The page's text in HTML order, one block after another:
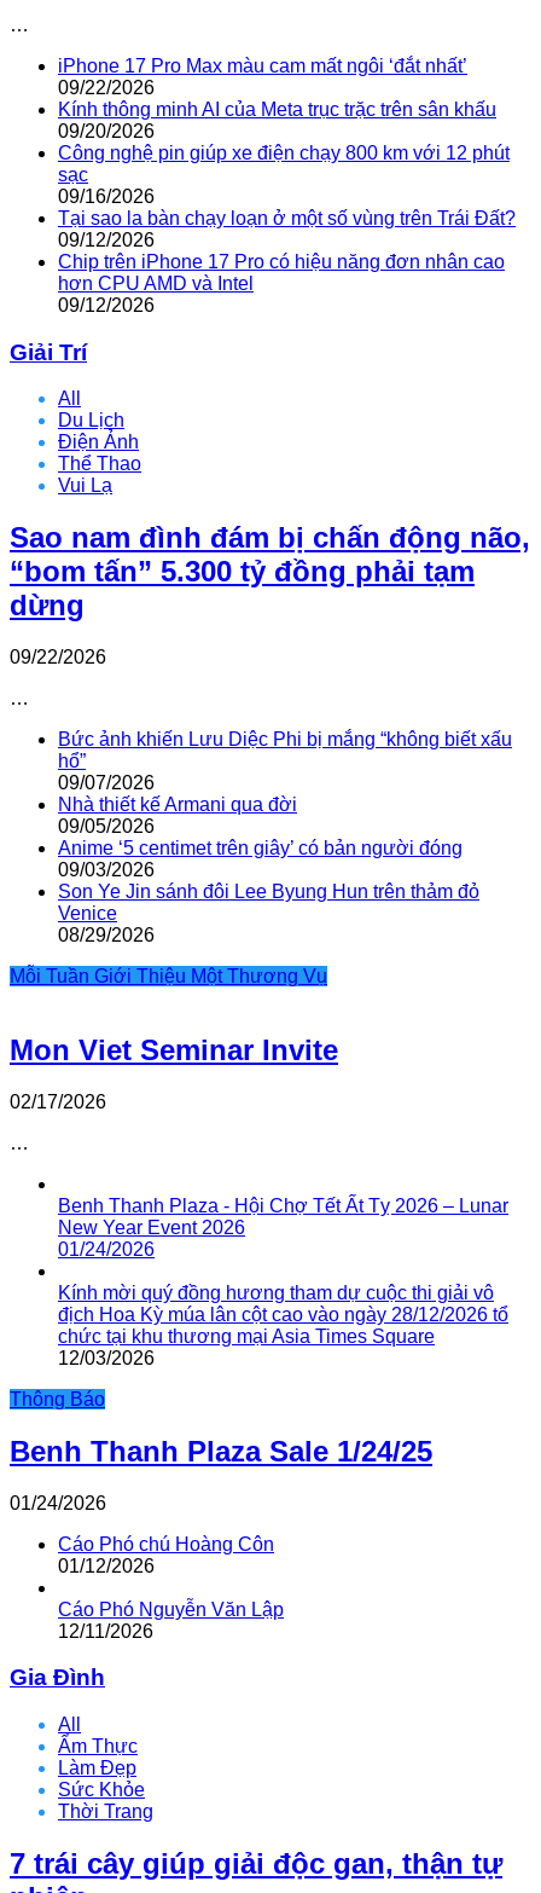
…
iPhone 17 Pro Max màu cam mất ngôi ‘đắt nhất’
09/22/2026
Kính thông minh AI của Meta trục trặc trên sân khấu
09/20/2026
Công nghệ pin giúp xe điện chạy 800 km với 12 phút
sạc
09/16/2026
Tại sao la bàn chạy loạn ở một số vùng trên Trái Đất?
09/12/2026
Chip trên iPhone 17 Pro có hiệu năng đơn nhân cao
hơn CPU AMD và Intel
09/12/2026
Giải Trí
All
Du Lịch
Điện Ảnh
Thể Thao
Vui Lạ
Sao nam đình đám bị chấn động não,
“bom tấn” 5.300 tỷ đồng phải tạm
dừng
09/22/2026
…
Bức ảnh khiến Lưu Diệc Phi bị mắng “không biết xấu
hổ”
09/07/2026
Nhà thiết kế Armani qua đời
09/05/2026
Anime ‘5 centimet trên giây’ có bản người đóng
09/03/2026
Son Ye Jin sánh đôi Lee Byung Hun trên thảm đỏ
Venice
08/29/2026
Mỗi Tuần Giới Thiệu Một Thương Vụ
Mon Viet Seminar Invite
02/17/2026
…
Benh Thanh Plaza - Hội Chợ Tết Ất Tỵ 2026 – Lunar
New Year Event 2026
01/24/2026
Kính mời quý đồng hương tham dự cuộc thi giải vô
địch Hoa Kỳ múa lân cột cao vào ngày 28/12/2026 tổ
chức tại khu thương mại Asia Times Square
12/03/2026
Thông Báo
Benh Thanh Plaza Sale 1/24/25
01/24/2026
Cáo Phó chú Hoàng Côn
01/12/2026
Cáo Phó Nguyễn Văn Lập
12/11/2026
Gia Đình
All
Ẩm Thực
Làm Đẹp
Sức Khỏe
Thời Trang
7 trái cây giúp giải độc gan, thận tự